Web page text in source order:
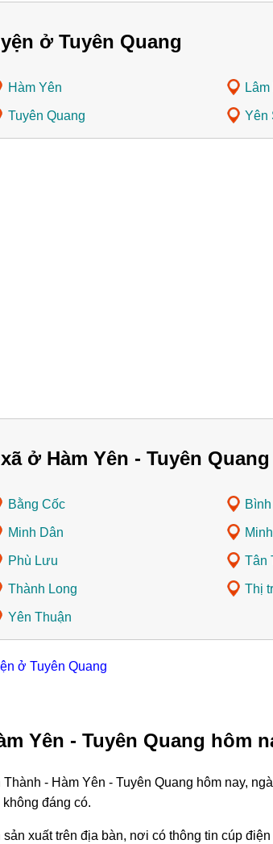
ở Tuyên Quang
Hàm Yên
Tuyên Quang Yên
ở Hàm Yên - Tuyên Quang
Bằng Cốc
Minh Dân
Phù Lưu Tân
Thành Long Thị
Yên Thuận
ở Tuyên Quang
Yên - Tuyên Quang hôm
- Hàm Yên - Tuyên Quang hôm nay,
đáng có.
xuất trên địa bàn, nơi có thông tin cúp